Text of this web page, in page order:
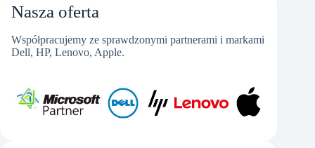
Nasza oferta
Współpracujemy ze sprawdzonymi partnerami i markami
Dell, HP, Lenovo, Apple.